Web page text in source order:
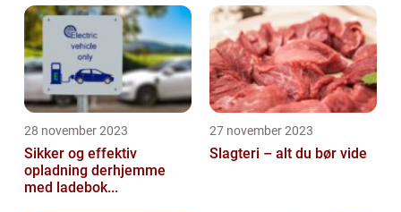
28 november 2023
Sikker og effektiv
opladning derhjemme
med ladebok...
27 november 2023
Slagteri – alt du bør vide